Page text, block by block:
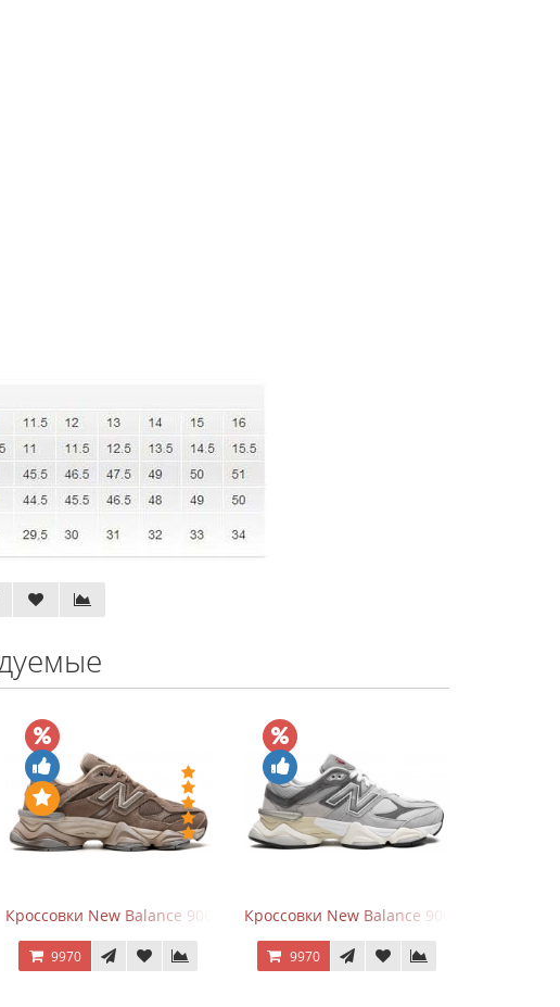
Blue White
Кроссовки New Balance 9060 Mushroom
9970
Кроссовки New Balance 9060 Rain Cloud
9970